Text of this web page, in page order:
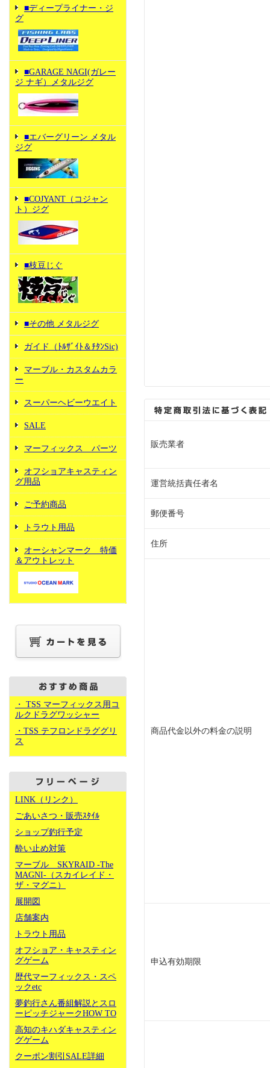
■ディープライナー・ジ
グ
■GARAGE NAGI(ガレー
ジ ナギ）メタルジグ
■エバーグリーン メタル
ジグ
■COJYANT（コジャン
ト）ジグ
■枝豆じぐ
■その他 メタルジグ
ガイド（ﾄﾙｻﾞｲﾄ＆ﾁﾀﾝSic)
マーブル・カスタムカラ
ー
スーパーヘビーウエイト
SALE
マーフィックス パーツ
オフショアキャスティン
グ用品
ご予約商品
トラウト用品
オーシャンマーク 特価
＆アウトレット
・ TSS マーフィックス用コ
ルクドラグワッシャー
・TSS テフロンドラググリ
ス
LINK（リンク）
ごあいさつ・販売ｽﾀｲﾙ
ショップ釣行予定
酔い止め対策
マーブル SKYRAID -The
MAGNI-（スカイレイド・
ザ・マグニ）
展開図
店舗案内
トラウト用品
オフショア・キャスティン
グゲーム
歴代マーフィックス・スペ
ックetc
夢釣行さん番組解説とスロ
ーピッチジャークHOW TO
高知のキハダキャスティン
グゲーム
クーポン割引SALE詳細
販売業者
運営統括責任者名
郵便番号
住所
商品代金以外の料金の説明
申込有効期限